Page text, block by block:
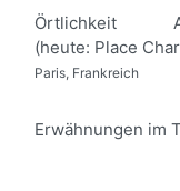
Örtlichkeit
(heute: Place
Paris, Frankreich
Erwähnungen im